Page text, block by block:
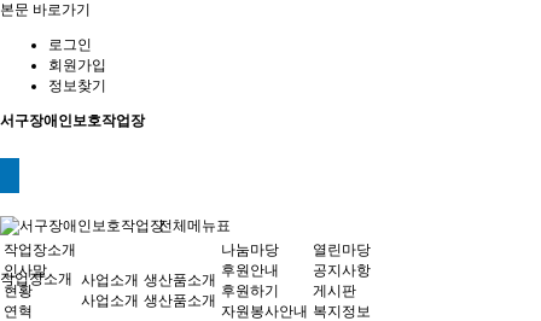
본문 바로가기
로그인
회원가입
정보찾기
서구장애인보호작업장
작업장소개
전체메뉴표
작업장소개
인사말
현황
연혁
사업소개
사업소개
생산품소개
생산품소개
나눔마당
후원안내
후원하기
자원봉사안내
열린마당
공지사항
게시판
복지정보